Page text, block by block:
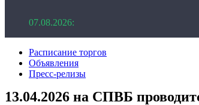
07.08.2026:
Расписание торгов
Объявления
Пресс-релизы
13.04.2026 на СПВБ